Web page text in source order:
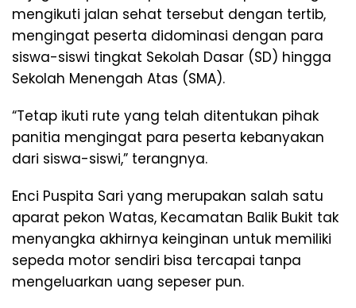
mengikuti jalan sehat tersebut dengan tertib,
mengingat peserta didominasi dengan para
siswa-siswi tingkat Sekolah Dasar (SD) hingga
Sekolah Menengah Atas (SMA).
“Tetap ikuti rute yang telah ditentukan pihak
panitia mengingat para peserta kebanyakan
dari siswa-siswi,” terangnya.
Enci Puspita Sari yang merupakan salah satu
aparat pekon Watas, Kecamatan Balik Bukit tak
menyangka akhirnya keinginan untuk memiliki
sepeda motor sendiri bisa tercapai tanpa
mengeluarkan uang sepeser pun.